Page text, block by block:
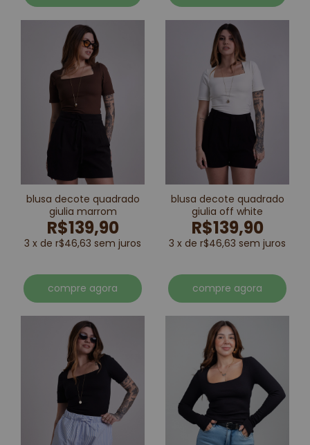
blusa decote quadrado
giulia marrom
R$139,90
3 x de r$46,63 sem juros
compre agora
blusa decote quadrado
giulia off white
R$139,90
3 x de r$46,63 sem juros
compre agora